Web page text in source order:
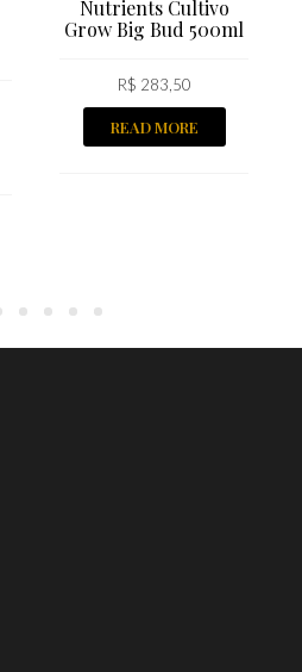
Nutrients Cultivo
Grow Big Bud 500ml
R$ 283,50
READ MORE